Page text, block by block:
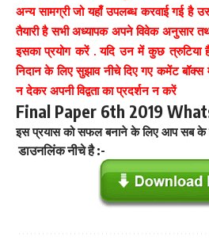
अन्य सामग्री जो यहाँ उपलब्ध करवाई गई है
तैयारी है सभी अध्यापक अपने विवेक अनुसार
इसका प्रयोग करें . यदि उन में कुछ त्रुटिया
निदान के लिए सुझाव नीचे दिए गए कमेंट
न देकर अपनी विद्वता का प्रदर्शन न करें
Final Paper 6th 2019
इस प्रयास को सफल बनाने के लिए आप सब के
डाउनलिंक नीचे है :-